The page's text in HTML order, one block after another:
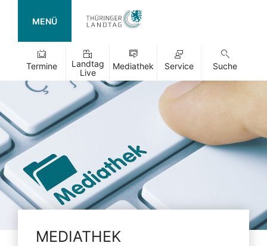
MENÜ
Termine
Landtag
Live
Mediathek Service Suche
MEDIATHEK